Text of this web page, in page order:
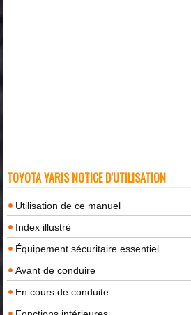
TOYOTA YARIS NOTICE D'UTILISATION
Utilisation de ce manuel
Index illustré
Équipement sécuritaire essentiel
Avant de conduire
En cours de conduite